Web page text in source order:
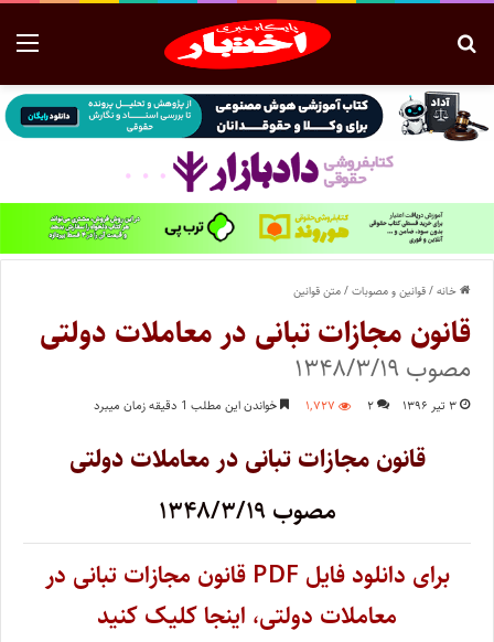
خانه/قوانین و مصوبات/متن قوانین
قانون مجازات تبانی در معاملات دولتی
مصوب ۱۳۴۸/۳/۱۹
۳ تیر ۱۳۹۶ ۲ ۱,۷۲۷ خواندن این مطلب 1 دقیقه زمان میبرد
قانون مجازات تبانی در معاملات دولتی
مصوب ۱۳۴۸/۳/۱۹
‌برای دانلود فایل PDF ‌قانون مجازات تبانی در
معاملات دولتی، اینجا کلیک کنید